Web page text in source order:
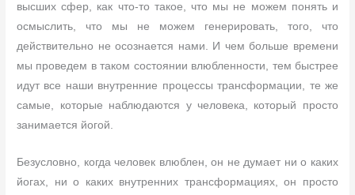
высших сфер, как что-то такое, что мы не можем понять и
осмыслить, что мы не можем генерировать, того, что
действительно не осознается нами. И чем больше времени
мы проведем в таком состоянии влюбленности, тем быстрее
идут все наши внутренние процессы трансформации, те же
самые, которые наблюдаются у человека, который просто
занимается йогой.
Безусловно, когда человек влюблен, он не думает ни о каких
йогах, ни о каких внутренних трансформациях, он просто